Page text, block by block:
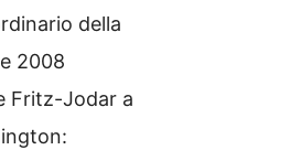
della
2008
Fritz-Jodar a